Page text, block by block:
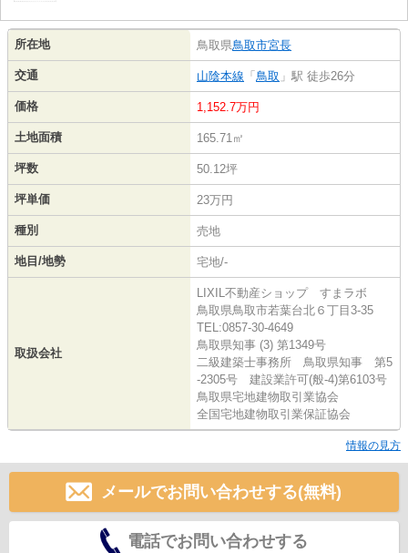
所在地 鳥取県鳥取市宮長
交通 山陰本線 「 鳥取 」駅 徒歩26分
価格 1,152.7万円
土地面積 165.71㎡
坪数 50.12坪
坪単価 23万円
種別 売地
地目/地勢 宅地/-
取扱会社
LIXIL不動産ショップ すまラボ
鳥取県鳥取市若葉台北６丁目3-35
TEL:0857-30-4649
鳥取県知事 (3) 第1349号
二級建築士事務所 鳥取県知事 第5
-2305号 建設業許可(般-4)第6103号
鳥取県宅地建物取引業協会
全国宅地建物取引業保証協会
情報の見方
メールでお問い合わせする(無料)
電話でお問い合わせする